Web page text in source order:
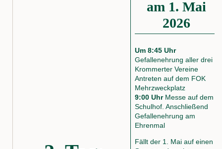
am 1. Mai
2026
Um 8:45 Uhr
Gefallenehrung aller drei
Krommerter Vereine
Antreten auf dem FOK
Mehrzweckplatz
9:00 UhrMesse auf dem
Schulhof. Anschließend
Gefallenehrung am
Ehrenmal
Fällt der 1. Mai auf einen